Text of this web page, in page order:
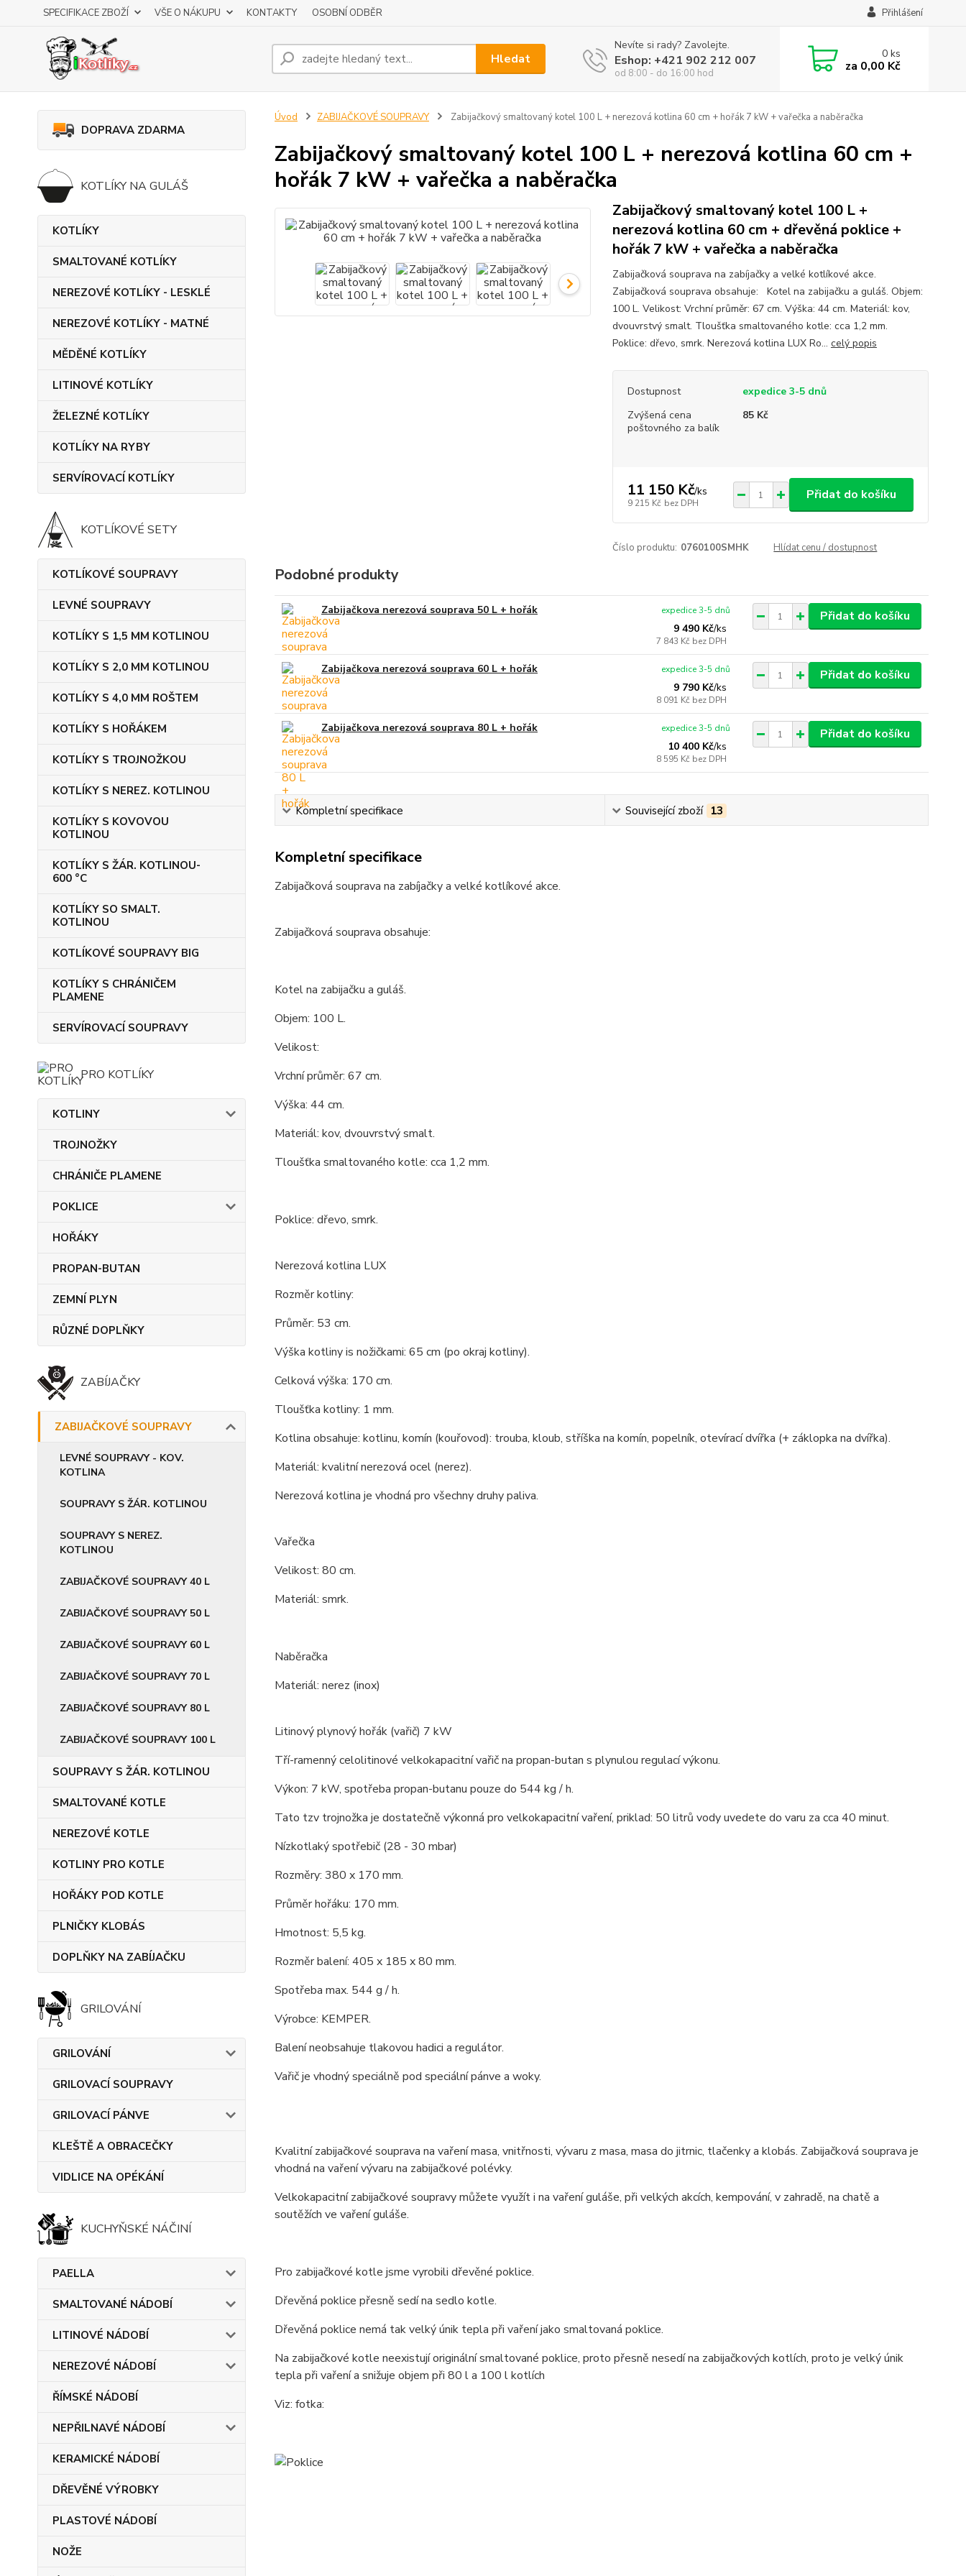
SPECIFIKACE ZBOŽÍ VŠE O NÁKUPU KONTAKTY OSOBNÍ ODBĚR Přihlášení
Hledat
Nevíte si rady? Zavolejte.
Eshop: +421 902 212 007
od 8:00 - do 16:00 hod
0ks
za 0,00 Kč
DOPRAVA ZDARMA
KOTLÍKY NA GULÁŠ
KOTLÍKY
SMALTOVANÉ KOTLÍKY
NEREZOVÉ KOTLÍKY - LESKLÉ
NEREZOVÉ KOTLÍKY - MATNÉ
MĚDĚNÉ KOTLÍKY
LITINOVÉ KOTLÍKY
ŽELEZNÉ KOTLÍKY
KOTLÍKY NA RYBY
SERVÍROVACÍ KOTLÍKY
KOTLÍKOVÉ SETY
KOTLÍKOVÉ SOUPRAVY
LEVNÉ SOUPRAVY
KOTLÍKY S 1,5 MM KOTLINOU
KOTLÍKY S 2,0 MM KOTLINOU
KOTLÍKY S 4,0 MM ROŠTEM
KOTLÍKY S HOŘÁKEM
KOTLÍKY S TROJNOŽKOU
KOTLÍKY S NEREZ. KOTLINOU
KOTLÍKY S KOVOVOU
KOTLINOU
KOTLÍKY S ŽÁR. KOTLINOU-
600 °C
KOTLÍKY SO SMALT.
KOTLINOU
KOTLÍKOVÉ SOUPRAVY BIG
KOTLÍKY S CHRÁNIČEM
PLAMENE
SERVÍROVACÍ SOUPRAVY
PRO KOTLÍKY
KOTLINY
TROJNOŽKY
CHRÁNIČE PLAMENE
POKLICE
HOŘÁKY
PROPAN-BUTAN
ZEMNÍ PLYN
RŮZNÉ DOPLŇKY
ZABÍJAČKY
ZABIJAČKOVÉ SOUPRAVY
LEVNÉ SOUPRAVY - KOV.
KOTLINA
SOUPRAVY S ŽÁR. KOTLINOU
SOUPRAVY S NEREZ.
KOTLINOU
ZABIJAČKOVÉ SOUPRAVY 40 L
ZABIJAČKOVÉ SOUPRAVY 50 L
ZABIJAČKOVÉ SOUPRAVY 60 L
ZABIJAČKOVÉ SOUPRAVY 70 L
ZABIJAČKOVÉ SOUPRAVY 80 L
ZABIJAČKOVÉ SOUPRAVY 100 L
SOUPRAVY S ŽÁR. KOTLINOU
SMALTOVANÉ KOTLE
NEREZOVÉ KOTLE
KOTLINY PRO KOTLE
HOŘÁKY POD KOTLE
PLNIČKY KLOBÁS
DOPLŇKY NA ZABÍJAČKU
GRILOVÁNÍ
GRILOVÁNÍ
GRILOVACÍ SOUPRAVY
GRILOVACÍ PÁNVE
KLEŠTĚ A OBRACEČKY
VIDLICE NA OPÉKÁNÍ
KUCHYŇSKÉ NÁČINÍ
PAELLA
SMALTOVANÉ NÁDOBÍ
LITINOVÉ NÁDOBÍ
NEREZOVÉ NÁDOBÍ
ŘÍMSKÉ NÁDOBÍ
NEPŘILNAVÉ NÁDOBÍ
KERAMICKÉ NÁDOBÍ
DŘEVĚNÉ VÝROBKY
PLASTOVÉ NÁDOBÍ
NOŽE
Úvod ZABIJAČKOVÉ SOUPRAVY Zabijačkový smaltovaný kotel 100 L + nerezová kotlina 60 cm + hořák 7 kW + vařečka a naběračka
Zabijačkový smaltovaný kotel 100 L + nerezová kotlina 60 cm +
hořák 7 kW + vařečka a naběračka
Zabijačkový smaltovaný kotel 100 L +
nerezová kotlina 60 cm + dřevěná poklice +
hořák 7 kW + vařečka a naběračka
Zabijačková souprava na zabíjačky a velké kotlíkové akce.
Zabijačková souprava obsahuje: Kotel na zabijačku a guláš. Objem:
100 L. Velikost: Vrchní průměr: 67 cm. Výška: 44 cm. Materiál: kov,
dvouvrstvý smalt. Tloušťka smaltovaného kotle: cca 1,2 mm.
Poklice: dřevo, smrk. Nerezová kotlina LUX Ro... celý popis
Dostupnost
expedice 3-5 dnů
Zvýšená cena
poštovného za balík
85 Kč
11 150 Kč/ks
9 215 Kč bez DPH
Přidat do košíku
Číslo produktu: 0760100SMHK Hlídat cenu / dostupnost
Podobné produkty
Zabijačkova nerezová souprava 50 L + hořák
9 490 Kč/ks
7 843 Kč bez DPH
expedice 3-5 dnů Přidat do košíku
Zabijačkova nerezová souprava 60 L + hořák
9 790 Kč/ks
8 091 Kč bez DPH
expedice 3-5 dnů Přidat do košíku
Zabijačkova nerezová souprava 80 L + hořák
10 400 Kč/ks
8 595 Kč bez DPH
expedice 3-5 dnů Přidat do košíku
Kompletní specifikace Související zboží 13
Kompletní specifikace
Zabijačková souprava na zabíjačky a velké kotlíkové akce.
Zabijačková souprava obsahuje:
Kotel na zabijačku a guláš.
Objem: 100 L.
Velikost:
Vrchní průměr: 67 cm.
Výška: 44 cm.
Materiál: kov, dvouvrstvý smalt.
Tloušťka smaltovaného kotle: cca 1,2 mm.
Poklice: dřevo, smrk.
Nerezová kotlina LUX
Rozměr kotliny:
Průměr: 53 cm.
Výška kotliny is nožičkami: 65 cm (po okraj kotliny).
Celková výška: 170 cm.
Tloušťka kotliny: 1 mm.
Kotlina obsahuje: kotlinu, komín (kouřovod): trouba, kloub, stříška na komín, popelník, otevírací dvířka (+ záklopka na dvířka).
Materiál: kvalitní nerezová ocel (nerez).
Nerezová kotlina je vhodná pro všechny druhy paliva.
Vařečka
Velikost: 80 cm.
Materiál: smrk.
Naběračka
Materiál: nerez (inox)
Litinový plynový hořák (vařič) 7 kW
Tří-ramenný celolitinové velkokapacitní vařič na propan-butan s plynulou regulací výkonu.
Výkon: 7 kW, spotřeba propan-butanu pouze do 544 kg / h.
Tato tzv trojnožka je dostatečně výkonná pro velkokapacitní vaření, priklad: 50 litrů vody uvedete do varu za cca 40 minut.
Nízkotlaký spotřebič (28 - 30 mbar)
Rozměry: 380 x 170 mm.
Průměr hořáku: 170 mm.
Hmotnost: 5,5 kg.
Rozměr balení: 405 x 185 x 80 mm.
Spotřeba max. 544 g / h.
Výrobce: KEMPER.
Balení neobsahuje tlakovou hadici a regulátor.
Vařič je vhodný speciálně pod speciální pánve a woky.
Kvalitní zabijačkové souprava na vaření masa, vnitřnosti, vývaru z masa, masa do jitrnic, tlačenky a klobás. Zabijačková souprava je
vhodná na vaření vývaru na zabijačkové polévky.
Velkokapacitní zabijačkové soupravy můžete využít i na vaření guláše, při velkých akcích, kempování, v zahradě, na chatě a
soutěžích ve vaření guláše.
Pro zabijačkové kotle jsme vyrobili dřevěné poklice.
Dřevěná poklice přesně sedí na sedlo kotle.
Dřevěná poklice nemá tak velký únik tepla při vaření jako smaltovaná poklice.
Na zabijačkové kotle neexistují originální smaltované poklice, proto přesně nesedí na zabijačkových kotlích, proto je velký únik
tepla při vaření a snižuje objem při 80 l a 100 l kotlích
Viz: fotka: